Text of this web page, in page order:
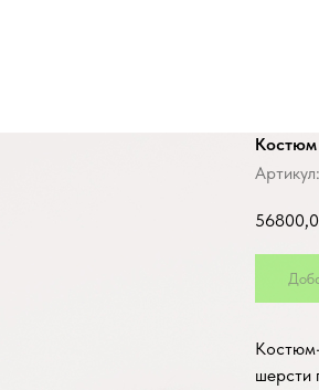
Костюм
Артикул:
шерсти